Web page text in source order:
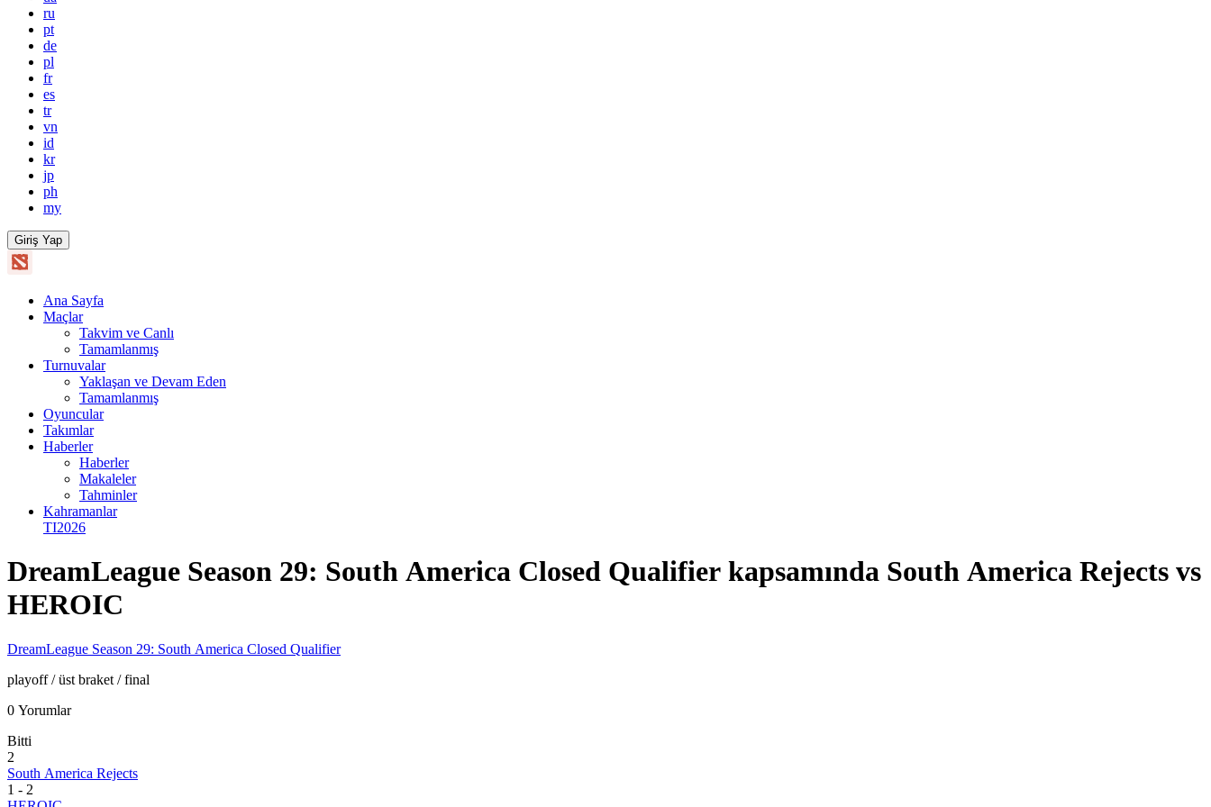
ru
pt
de
pl
fr
es
tr
vn
id
kr
jp
ph
my
Giriş Yap
Ana Sayfa
Maçlar
Takvim ve Canlı
Tamamlanmış
Turnuvalar
Yaklaşan ve Devam Eden
Tamamlanmış
Oyuncular
Takımlar
Haberler
Haberler
Makaleler
Tahminler
Kahramanlar
TI2026
DreamLeague Season 29: South America Closed Qualifier kapsamında South America Rejects vs
HEROIC
DreamLeague Season 29: South America Closed Qualifier
playoff/ üst braket / final
0 Yorumlar
Bitti
2
South America Rejects
1 - 2